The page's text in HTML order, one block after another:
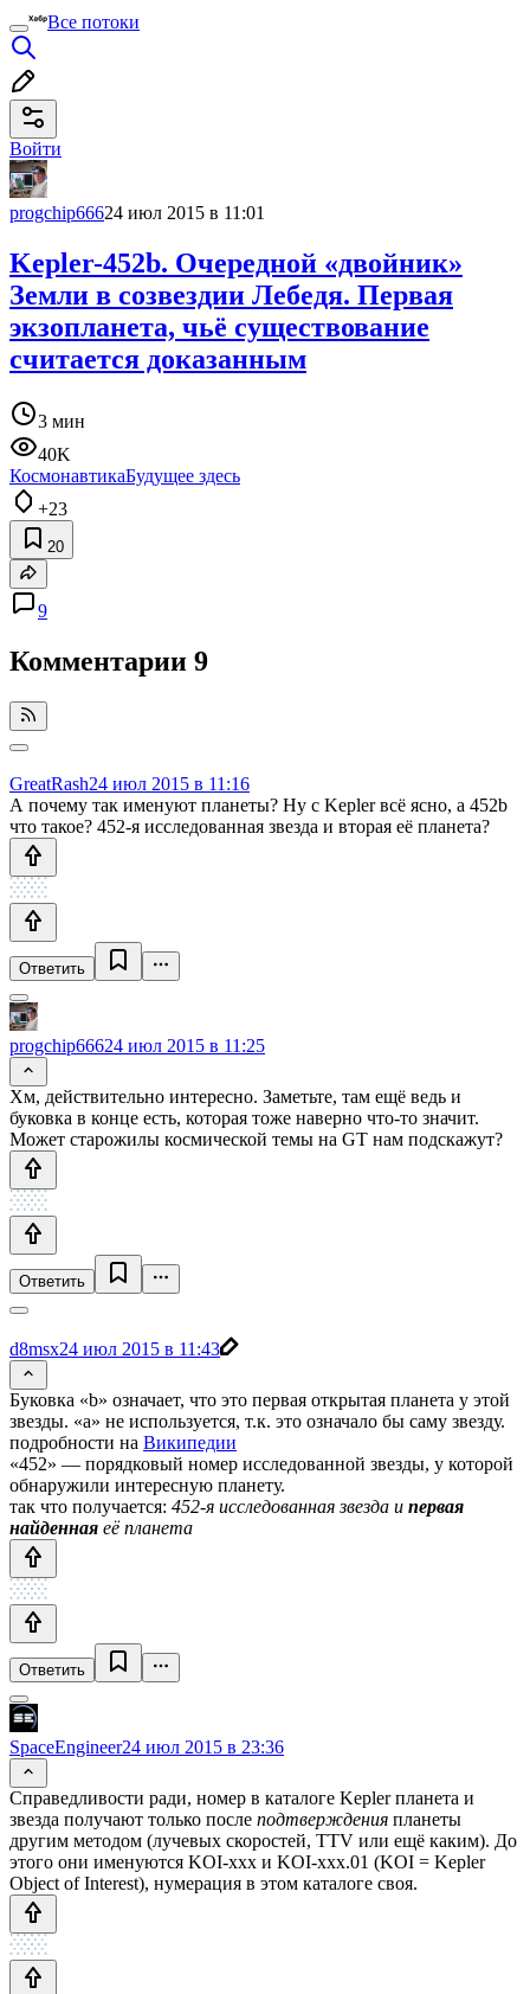
Все потоки
Войти
progchip66624 июл 2015 в 11:01
Kepler-452b. Очередной «двойник»
Земли в созвездии Лебедя. Первая
экзопланета, чьё существование
считается доказанным
3 мин
40K
КосмонавтикаБудущее здесь
+23
20
9
Комментарии 9
GreatRash24 июл 2015 в 11:16
А почему так именуют планеты? Ну с Kepler всё ясно, а 452b
что такое? 452-я исследованная звезда и вторая её планета?
Ответить
progchip66624 июл 2015 в 11:25
Хм, действительно интересно. Заметьте, там ещё ведь и
буковка в конце есть, которая тоже наверно что-то значит.
Может старожилы космической темы на GT нам подскажут?
Ответить
d8msx24 июл 2015 в 11:43
Буковка «b» означает, что это первая открытая планета у этой
звезды. «а» не используется, т.к. это означало бы саму звезду.
подробности на Википедии
«452» — порядковый номер исследованной звезды, у которой
обнаружили интересную планету.
так что получается: 452-я исследованная звезда и первая
найденная её планета
Ответить
SpaceEngineer24 июл 2015 в 23:36
Справедливости ради, номер в каталоге Kepler планета и
звезда получают только после подтверждения планеты
другим методом (лучевых скоростей, TTV или ещё каким). До
этого они именуются KOI-xxx и KOI-xxx.01 (KOI = Kepler
Object of Interest), нумерация в этом каталоге своя.